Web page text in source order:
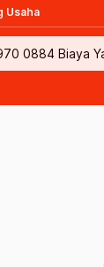
Usaha